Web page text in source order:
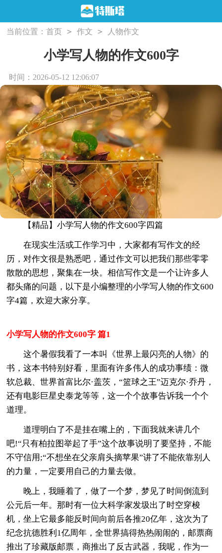
当前位置：首页 > 作文 > 人物作文
小学写人物的作文600字
时间：2026-05-12 12:06:07
【精品】小学写人物的作文600字四篇
在现实生活或工作学习中，大家都有写作文的经
历，对作文很是熟悉吧，通过作文可以把我们那些零零
散散的思想，聚集在一块。相信写作文是一个让许多人
都头痛的问题，以下是小编整理的小学写人物的作文600
字4篇，欢迎大家分享。
小学写人物的作文600字 篇1
这个暑假我看了一本叫《世界上最闪亮的人物》的
书，这本书特别好看，里面有许多伟人的成功事绩：微
软总裁、世界首富比尔·盖茨，“篮球之王”迈克尔·乔丹，
还有电影巨星史泰龙等等，这一个个故事告诉我一个个
道理。
道理明白了不是挂在嘴上的，下面我就来讲几个
吧!“只有柏拉图举起了手”这个故事说明了要坚持，不能
不守信用;“不想坐在父亲肩头摘苹果”讲了不能依靠别人
的力量，一定要用自己的力量去做。
晚上，我睡着了，做了一个梦，梦见了时间倒流到
公元后一年。那时有一位大科学家发圾出了时空穿梭
机，坐上它最多能反时间向前后各推20亿年，这次为了
纪念抗德胜利1亿周年，全世界搞得热热闹闹的，邮票商
推出了珍藏版邮票，商推出了反古武器，我呢，作为一